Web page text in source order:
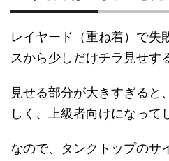
レイヤード（重ね着）で失
スから少しだけチラ見せす
見せる部分が大きすぎると
しく、上級者向けになって
なので、タンクトップのサ